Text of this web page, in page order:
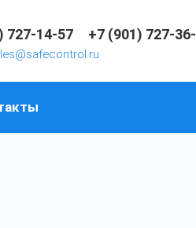
727-14-57 +7 (901) 727-